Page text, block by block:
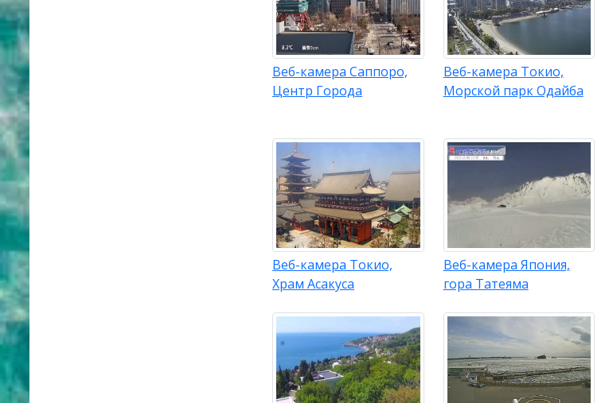
Веб-камера Саппоро,
Центр Города
Веб-камера Токио,
Морской парк Одайба
Веб-камера Токио,
Храм Асакуса
Веб-камера Япония,
гора Татеяма